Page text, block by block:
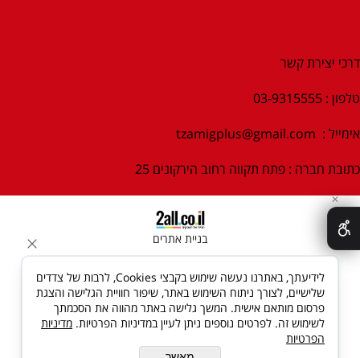
דרכי יצירת קשר
טלפון : 03-9315555
אימייל : tzamigplus@gmail.com
כתובת חברה : פתח תקווה רחוב הירקונים 25
בניית אתרים
✕
לידיעתך, באתרנו נעשה שימוש בקבצי Cookies, לרבות של צדדים
שלישיים, לצורך ניתוח השימוש באתר, שיפור חוויית הגלישה והצגת
פרסום מותאם אישית. המשך גלישה באתר מהווה את הסכמתך
לשימוש זה. לפרטים נוספים ניתן לעיין במדיניות הפרטיות. מדיניות
הפרטיות